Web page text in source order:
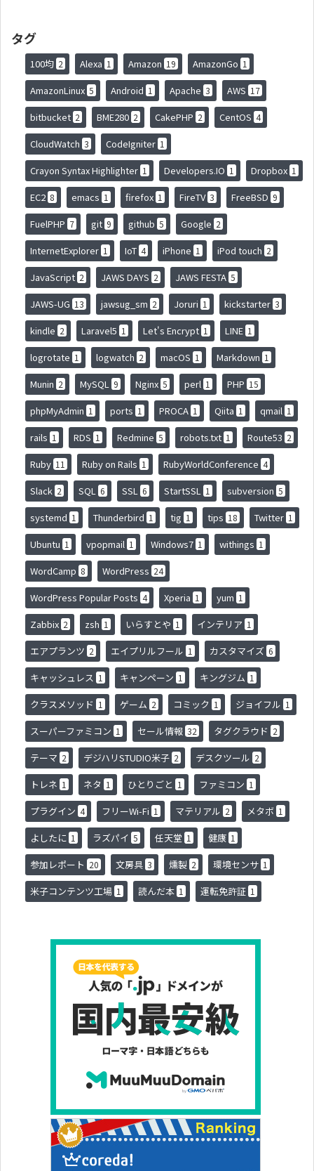
タグ
100均 2 Alexa 1 Amazon 19 AmazonGo 1
AmazonLinux 5 Android 1 Apache 3 AWS 17
bitbucket 2 BME280 2 CakePHP 2 CentOS 4
CloudWatch 3 CodeIgniter 1
Crayon Syntax Highlighter 1 Developers.IO 1 Dropbox 1
EC2 8 emacs 1 firefox 1 FireTV 3 FreeBSD 9
FuelPHP 7 git 9 github 5 Google 2
InternetExplorer 1 IoT 4 iPhone 1 iPod touch 2
JavaScript 2 JAWS DAYS 2 JAWS FESTA 5
JAWS-UG 13 jawsug_sm 2 Joruri 1 kickstarter 3
kindle 2 Laravel5 1 Let's Encrypt 1 LINE 1
logrotate 1 logwatch 2 macOS 1 Markdown 1
Munin 2 MySQL 9 Nginx 5 perl 1 PHP 15
phpMyAdmin 1 ports 1 PROCA 1 Qiita 1 qmail 1
rails 1 RDS 1 Redmine 5 robots.txt 1 Route53 2
Ruby 11 Ruby on Rails 1 RubyWorldConference 4
Slack 2 SQL 6 SSL 6 StartSSL 1 subversion 5
systemd 1 Thunderbird 1 tig 1 tips 18 Twitter 1
Ubuntu 1 vpopmail 1 Windows7 1 withings 1
WordCamp 8 WordPress 24
WordPress Popular Posts 4 Xperia 1 yum 1
Zabbix 2 zsh 1 いらすとや 1 インテリア 1
エアプランツ 2 エイプリルフール 1 カスタマイズ 6
キャッシュレス 1 キャンペーン 1 キングジム 1
クラスメソッド 1 ゲーム 2 コミック 1 ジョイフル 1
スーパーファミコン 1 セール情報 32 タグクラウド 2
テーマ 2 デジハリSTUDIO米子 2 デスクツール 2
トレネ 1 ネタ 1 ひとりごと 1 ファミコン 1
プラグイン 4 フリーWi-Fi 1 マテリアル 2 メタボ 1
よしたに 1 ラズパイ 5 任天堂 1 健康 1
参加レポート 20 文房具 3 燻製 2 環境センサ 1
米子コンテンツ工場 1 読んだ本 1 運転免許証 1